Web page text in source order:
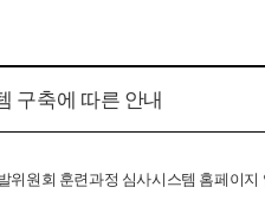
구축에 따른 안내
위원회 훈련과정 심사시스템 홈페이지